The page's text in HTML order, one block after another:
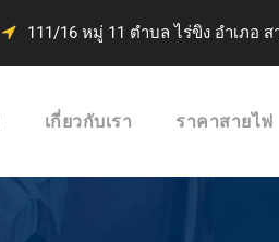
111/16 หมู่ 11 ตำบล ไร่ขิง อำเภอ
เกี่ยวกับเรา ราคาสายไฟ